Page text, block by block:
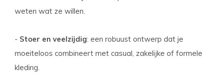
weten wat ze willen.
- Stoer en veelzijdig: een robuust ontwerp dat je
moeiteloos combineert met casual, zakelijke of formele
kleding.